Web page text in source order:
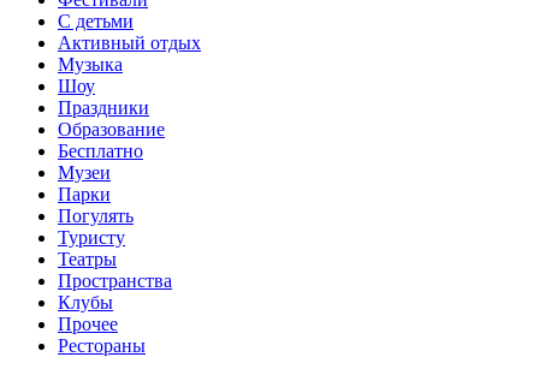
С детьми
Активный отдых
Музыка
Шоу
Праздники
Образование
Бесплатно
Музеи
Парки
Погулять
Туристу
Театры
Пространства
Клубы
Прочее
Рестораны